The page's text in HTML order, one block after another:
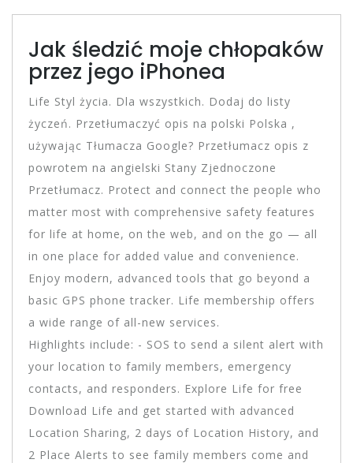
Jak śledzić moje chłopaków
przez jego iPhonea
Life Styl życia. Dla wszystkich. Dodaj do listy
życzeń. Przetłumaczyć opis na polski Polska ,
używając Tłumacza Google? Przetłumacz opis z
powrotem na angielski Stany Zjednoczone
Przetłumacz. Protect and connect the people who
matter most with comprehensive safety features
for life at home, on the web, and on the go — all
in one place for added value and convenience.
Enjoy modern, advanced tools that go beyond a
basic GPS phone tracker. Life membership offers
a wide range of all-new services.
Highlights include: - SOS to send a silent alert with
your location to family members, emergency
contacts, and responders. Explore Life for free
Download Life and get started with advanced
Location Sharing, 2 days of Location History, and
2 Place Alerts to see family members come and